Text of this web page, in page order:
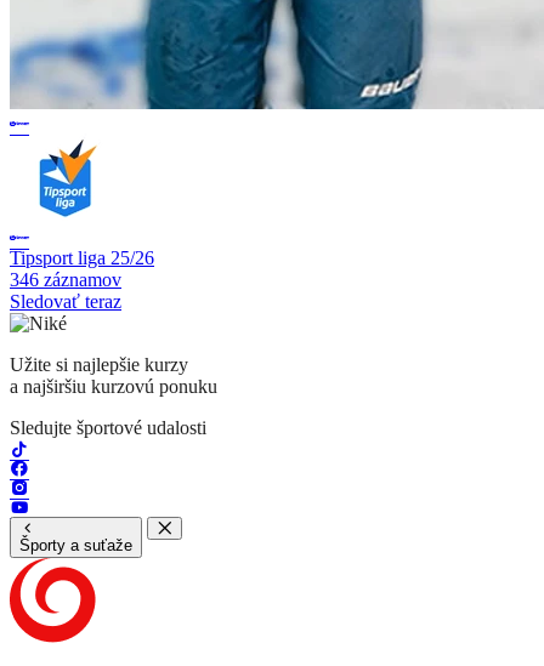
Tipsport liga 25/26
346 záznamov
Sledovať teraz
Užite si najlepšie kurzy
a najširšiu kurzovú ponuku
Sledujte športové udalosti
Športy a suťaže